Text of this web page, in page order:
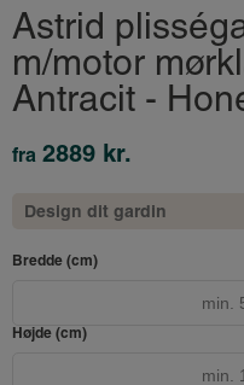
Astrid
m/motor
Antracit -
fra 2889 kr.
Design dit gardin
Bredde (cm)
Højde (cm)